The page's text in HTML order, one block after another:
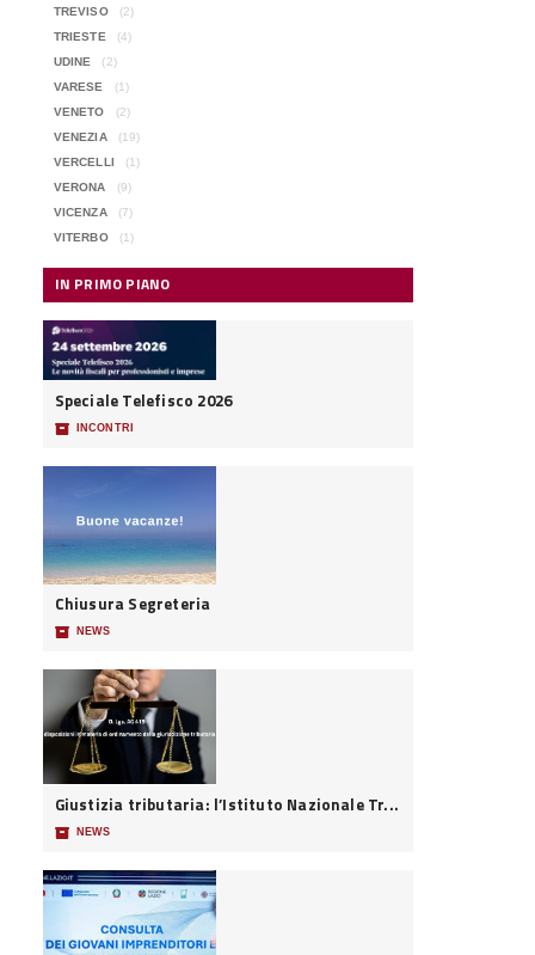
TREVISO
(2)
TRIESTE
(4)
UDINE
(2)
VARESE
(1)
VENETO
(2)
VENEZIA
(19)
VERCELLI
(1)
VERONA
(9)
VICENZA
(7)
VITERBO
(1)
IN PRIMO PIANO
Speciale Telefisco 2026
📦 INCONTRI
Chiusura Segreteria
📦 NEWS
Giustizia tributaria: l’Istituto Nazionale Tr...
📦 NEWS